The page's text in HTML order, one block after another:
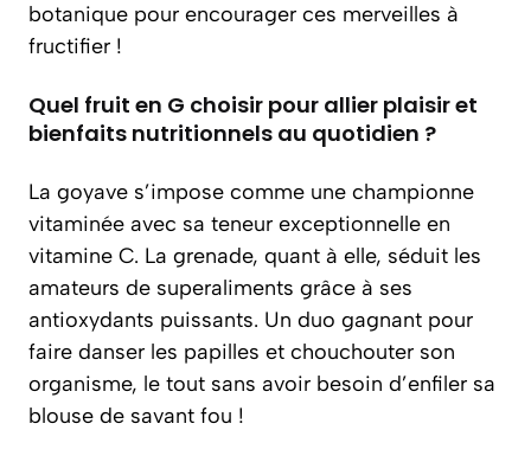
botanique pour encourager ces merveilles à
fructifier !
Quel fruit en G choisir pour allier plaisir et
bienfaits nutritionnels au quotidien ?
La goyave s’impose comme une championne
vitaminée avec sa teneur exceptionnelle en
vitamine C. La grenade, quant à elle, séduit les
amateurs de superaliments grâce à ses
antioxydants puissants. Un duo gagnant pour
faire danser les papilles et chouchouter son
organisme, le tout sans avoir besoin d’enfiler sa
blouse de savant fou !